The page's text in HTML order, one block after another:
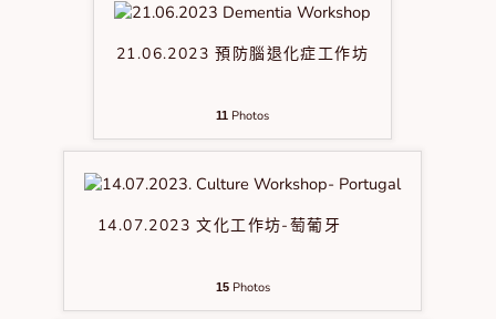
21.06.2023 預防腦退化症工作坊
11 Photos
14.07.2023 文化工作坊-萄葡牙
15Photos